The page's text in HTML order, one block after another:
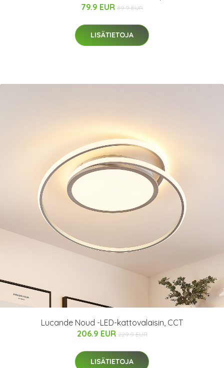
79.9 EUR 89.9 EUR
LISÄTIETOJA
Lucande Noud -LED-kattovalaisin, CCT
206.9 EUR 229.9 EUR
LISÄTIETOJA